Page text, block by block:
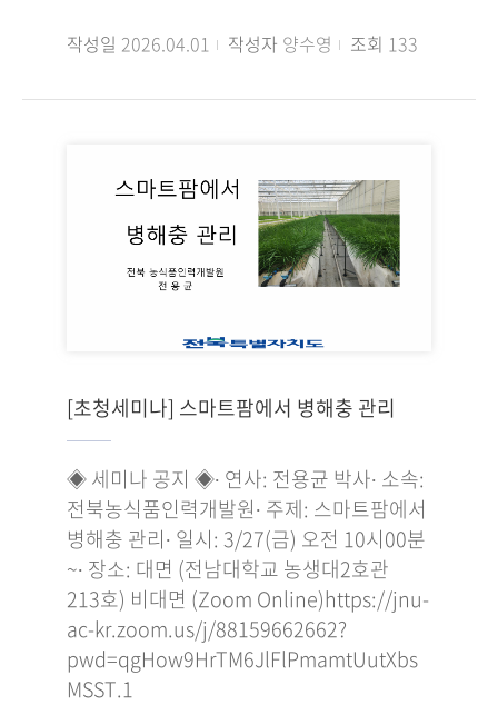
작성일 2026.04.01 작성자 양수영 조회 133
[초청세미나] 스마트팜에서 병해충 관리
◈ 세미나 공지 ◈∙ 연사: 전용균 박사∙ 소속:
전북농식품인력개발원∙ 주제: 스마트팜에서
병해충 관리∙ 일시: 3/27(금) 오전 10시00분
~∙ 장소: 대면 (전남대학교 농생대2호관
213호) 비대면 (Zoom Online)https://jnu-
ac-kr.zoom.us/j/88159662662?
pwd=qgHow9HrTM6JlFlPmamtUutXbs
MSST.1